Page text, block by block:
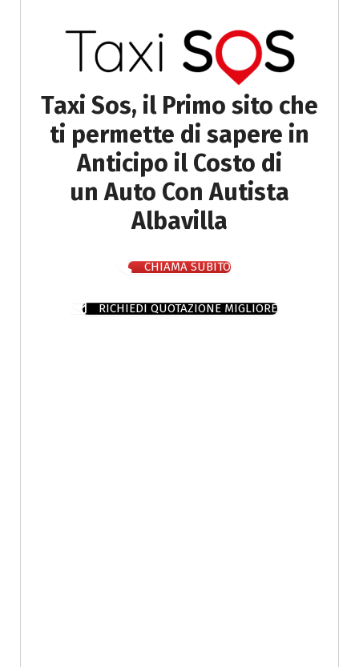
Taxi Sos, il Primo sito che
ti permette di sapere in
Anticipo il Costo di
un Auto Con Autista
Albavilla
CHIAMA SUBITO
RICHIEDI QUOTAZIONE MIGLIORE